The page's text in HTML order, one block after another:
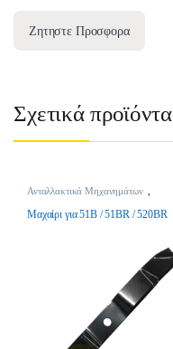
Ζητηστε Προσφορα
Σχετικά προϊόντα
Ανταλλακτικά Μηχανημάτων
Μαχαίρι για 51B / 51BR / 520BR